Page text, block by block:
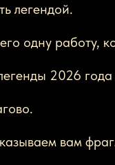
легендой.
одну работу,
2026
вам